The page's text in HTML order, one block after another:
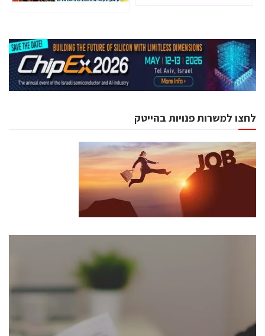
לחצו למשרות פנויות בהייטק
כנסים ואירועים
לכל העוסקים בתעשיית הסמיקונדקטור כולל מהנדסים,